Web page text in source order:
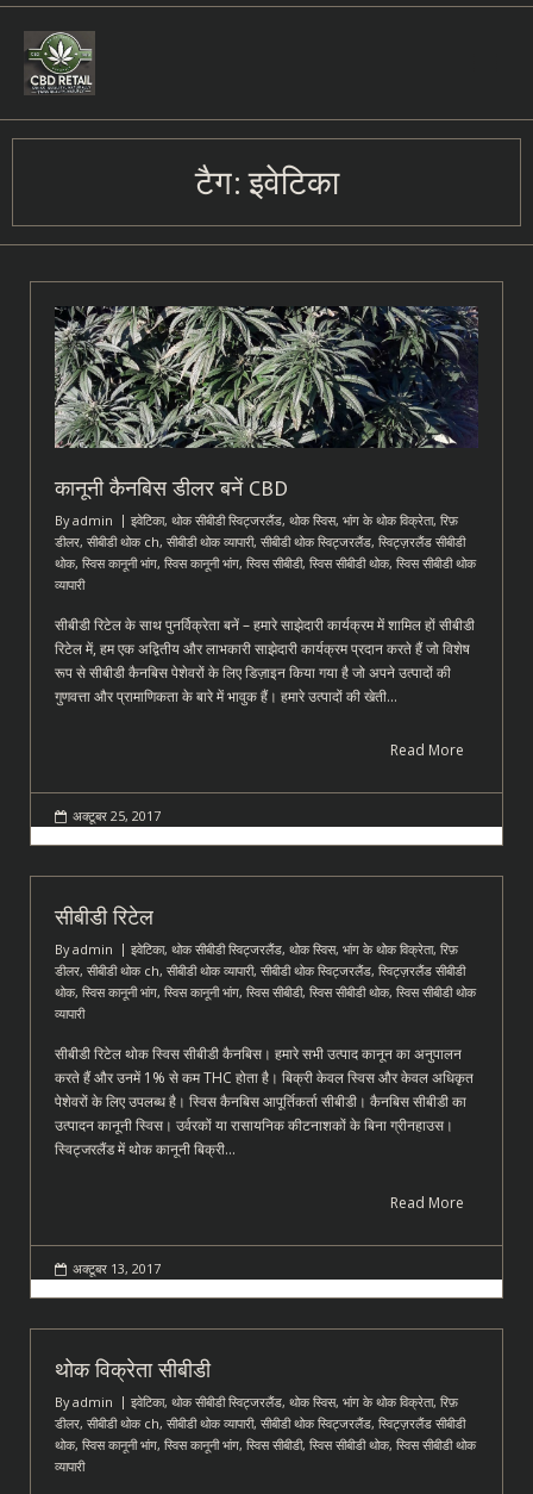
Skip
content
टैग:इवेटिका
कानूनी कैनबिस डीलर बनें CBD
Byadmin इवेटिका, थोक सीबीडी स्विट्जरलैंड, थोक स्विस, भांग के थोक विक्रेता, रिफ़
डीलर, सीबीडी थोक ch, सीबीडी थोक व्यापारी, सीबीडी थोक स्विट्जरलैंड, स्विट्ज़रलैंड सीबीडी
थोक, स्विस कानूनी भांग, स्विस कानूनी भांग, स्विस सीबीडी, स्विस सीबीडी थोक, स्विस सीबीडी थोक
व्यापारी
सीबीडी रिटेल के साथ पुनर्विक्रेता बनें – हमारे साझेदारी कार्यक्रम में शामिल हों सीबीडी
रिटेल में, हम एक अद्वितीय और लाभकारी साझेदारी कार्यक्रम प्रदान करते हैं जो विशेष
रूप से सीबीडी कैनबिस पेशेवरों के लिए डिज़ाइन किया गया है जो अपने उत्पादों की
गुणवत्ता और प्रामाणिकता के बारे में भावुक हैं। हमारे उत्पादों की खेती…
Read More
अक्टूबर 25, 2017
सीबीडी रिटेल
Byadmin इवेटिका, थोक सीबीडी स्विट्जरलैंड, थोक स्विस, भांग के थोक विक्रेता, रिफ़
डीलर, सीबीडी थोक ch, सीबीडी थोक व्यापारी, सीबीडी थोक स्विट्जरलैंड, स्विट्ज़रलैंड सीबीडी
थोक, स्विस कानूनी भांग, स्विस कानूनी भांग, स्विस सीबीडी, स्विस सीबीडी थोक, स्विस सीबीडी थोक
व्यापारी
सीबीडी रिटेल थोक स्विस सीबीडी कैनबिस। हमारे सभी उत्पाद कानून का अनुपालन
करते हैं और उनमें 1% से कम THC होता है। बिक्री केवल स्विस और केवल अधिकृत
पेशेवरों के लिए उपलब्ध है। स्विस कैनबिस आपूर्तिकर्ता सीबीडी। कैनबिस सीबीडी का
उत्पादन कानूनी स्विस। उर्वरकों या रासायनिक कीटनाशकों के बिना ग्रीनहाउस।
स्विट्जरलैंड में थोक कानूनी बिक्री…
Read More
अक्टूबर 13, 2017
थोक विक्रेता सीबीडी
Byadmin इवेटिका, थोक सीबीडी स्विट्जरलैंड, थोक स्विस, भांग के थोक विक्रेता, रिफ़
डीलर, सीबीडी थोक ch, सीबीडी थोक व्यापारी, सीबीडी थोक स्विट्जरलैंड, स्विट्ज़रलैंड सीबीडी
थोक, स्विस कानूनी भांग, स्विस कानूनी भांग, स्विस सीबीडी, स्विस सीबीडी थोक, स्विस सीबीडी थोक
व्यापारी